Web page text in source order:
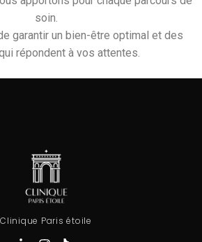
soin.
garantir un bien-être optimal et des
répondent à vos attentes.
Clinique Paris étoile